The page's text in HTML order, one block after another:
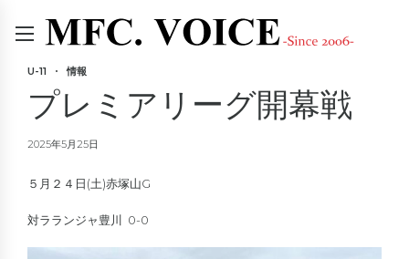
U-11 情報
プレミアリーグ開幕戦
2025年5月25日
５月２４日(土)赤塚山G
対ラランジャ豊川 0-0